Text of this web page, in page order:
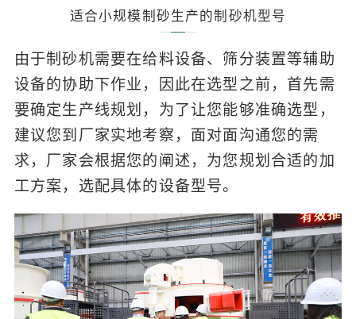
适合小规模制砂生产的制砂机型号
由于制砂机需要在给料设备、筛分装置等辅助
设备的协助下作业，因此在选型之前，首先需
要确定生产线规划，为了让您能够准确选型，
建议您到厂家实地考察，面对面沟通您的需
求，厂家会根据您的阐述，为您规划合适的加
工方案，选配具体的设备型号。